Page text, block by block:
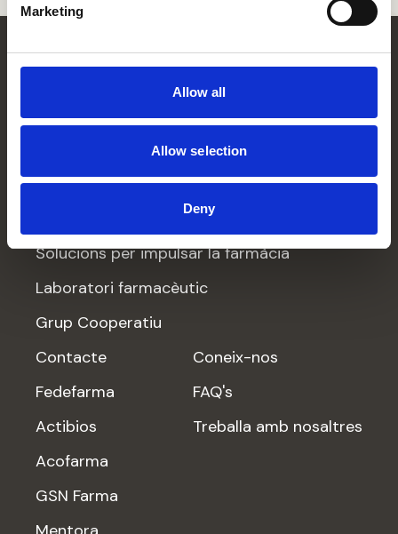
Marketing
Allow all
Allow selection
Deny
Grup Fedefarma
Distribució
Solucions per impulsar la farmàcia
Laboratori farmacèutic
Grup Cooperatiu
Contacte
Fedefarma
Actibios
Acofarma
GSN Farma
Coneix-nos
FAQ's
Treballa amb nosaltres